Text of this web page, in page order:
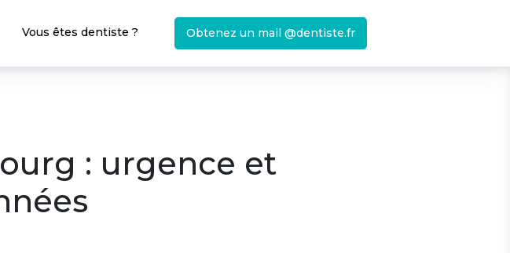
Vous êtes dentiste ? Obtenez un mail @dentiste.fr
: urgence et